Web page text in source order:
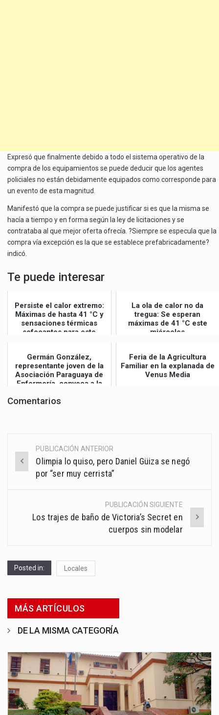
Expresó que finalmente debido a todo el sistema operativo de la
compra de los equipamientos se puede deducir que los agentes
policiales no están debidamente equipados como corresponde para
un evento de esta magnitud.
Manifestó que la compra se puede justificar si es que la misma se
hacía a tiempo y en forma según la ley de licitaciones y se
contrataba al que mejor oferta ofrecía. ?Siempre se especula que la
compra vía excepción es la que se establece prefabricadamente?
indicó.
Te puede interesar
Persiste el calor extremo:
Máximas de hasta 41 °C y
sensaciones térmicas
sofocantes para este
La ola de calor no da
tregua: Se esperan
máximas de 41 °C este
miércoles
Germán González,
representante joven de la
Asociación Paraguaya de
Enfermería, convoca a la
Feria de la Agricultura
Familiar en la explanada de
Venus Media
Comentarios
Post
navigation
PUBLICACIÓN ANTERIOR
Olimpia lo quiso, pero Daniel Güiza se negó
por “ser muy cerrista”
PUBLICACIÓN SIGUIENTE
Los trajes de baño de Victoria’s Secret en
cuerpos sin modelar
Posted in: Locales
MÁS ARTÍCULOS
DE LA MISMA CATEGORÍA